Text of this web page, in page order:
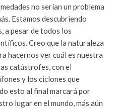
no serían un problema
Estamos descubriendo
a pesar de todos los
Creo que la naturaleza
hacernos ver cuál es nuestra
catástrofes, con el
y los ciclones que
esto al final marcará por
lugar en el mundo, más aún